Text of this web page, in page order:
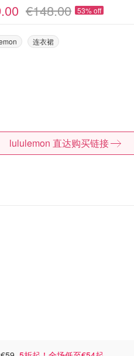
€148.00 53% off
连衣裙
lululemon 直达购买链接